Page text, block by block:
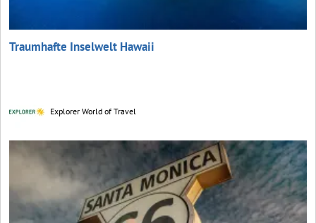
Traumhafte Inselwelt Hawaii
Explorer World of Travel